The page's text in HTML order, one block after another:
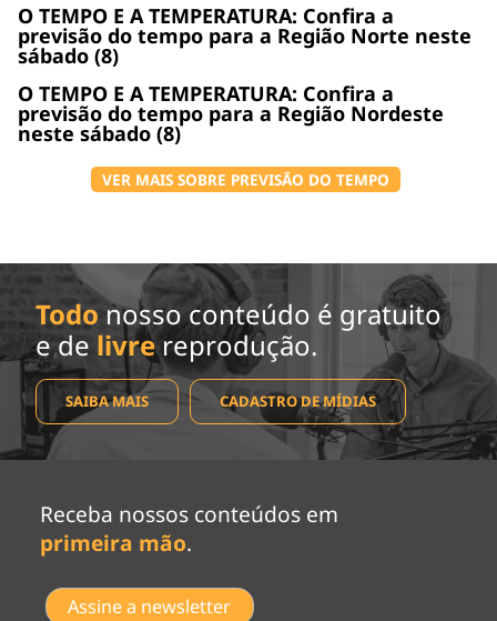
O TEMPO E A TEMPERATURA: Confira a
previsão do tempo para a Região Norte neste
sábado (8)
O TEMPO E A TEMPERATURA: Confira a
previsão do tempo para a Região Nordeste
neste sábado (8)
VER MAIS SOBRE PREVISÃO DO TEMPO
Todo nosso conteúdo é gratuito
e de livrereprodução.
SAIBA MAIS CADASTRO DE MÍDIAS
Receba nossos conteúdos em
primeira mão.
Assine a newsletter